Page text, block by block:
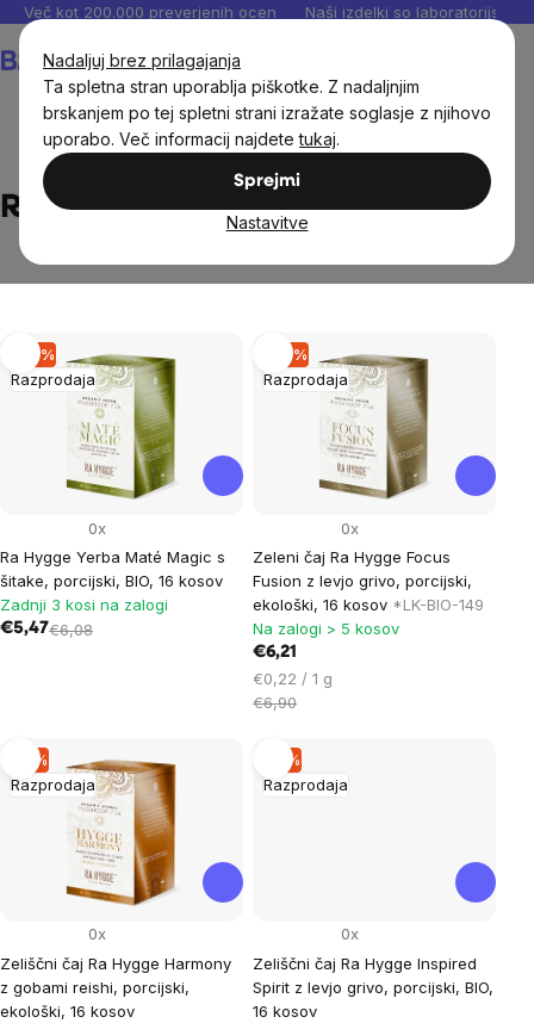
Nadaljuj brez prilagajanja
Ta spletna stran uporablja piškotke. Z nadaljnjim
brskanjem po tej spletni strani izražate soglasje z njihovo
uporabo. Več informacij najdetetukaj.
Sprejmi
Nastavitve
Preskoči
vsebino
Več kot 200.000 preverjenih ocen Naši izdelki so laboratorijsko
Ra Hygge
List
of
products
Razprodaja
–10 %
Ra Hygge Yerba Maté Magic s
šitake, porcijski, BIO, 16 kosov
0x
Zadnji 3 kosi na zalogi
€5,47€6,08
Razprodaja
–10 %
Zeleni čaj Ra Hygge Focus
Fusion z levjo grivo, porcijski,
ekološki, 16 kosov *LK-BIO-149
0x
Na zalogi > 5 kosov
€6,21
Cena
na
€0,22 / 1 g
€6,90
Razprodaja
–9 %
Zeliščni čaj Ra Hygge Harmony
z gobami reishi, porcijski,
ekološki, 16 kosov
0x
Razprodaja
–9 %
Zeliščni čaj Ra Hygge Inspired
Spirit z levjo grivo, porcijski, BIO,
16 kosov
0x